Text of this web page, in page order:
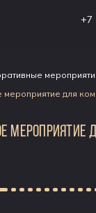
+7
для
МЕРОПРИЯТИЕ